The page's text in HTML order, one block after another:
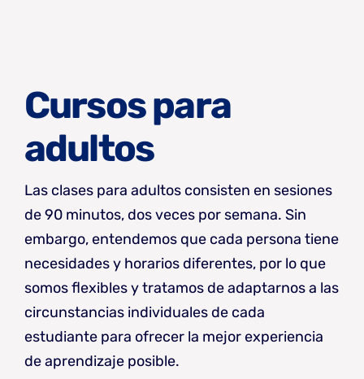
Cursos para
adultos
Las clases para adultos consisten en sesiones
de 90 minutos, dos veces por semana. Sin
embargo, entendemos que cada persona tiene
necesidades y horarios diferentes, por lo que
somos flexibles y tratamos de adaptarnos a las
circunstancias individuales de cada
estudiante para ofrecer la mejor experiencia
de aprendizaje posible.